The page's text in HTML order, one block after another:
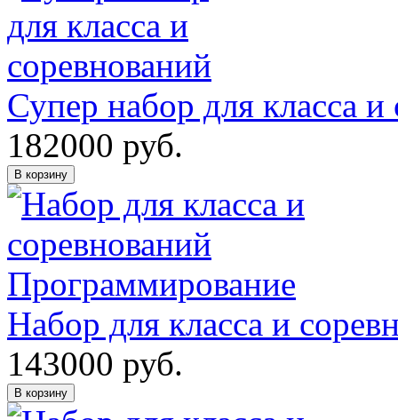
Супер набор для класса и
182000 руб.
В корзину
Набор для класса и
143000 руб.
В корзину